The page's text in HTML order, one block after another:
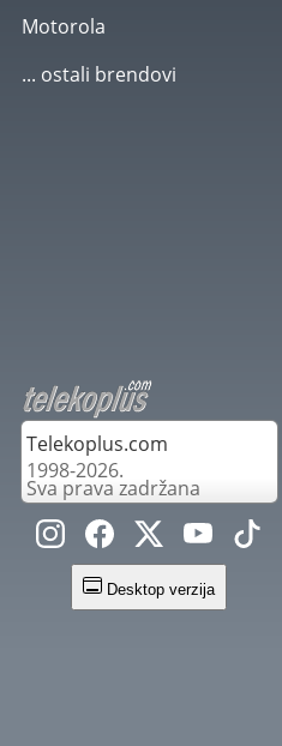
Motorola
... ostali brendovi
Telekoplus.com
1998-2026.
Sva prava zadržana
Desktop verzija